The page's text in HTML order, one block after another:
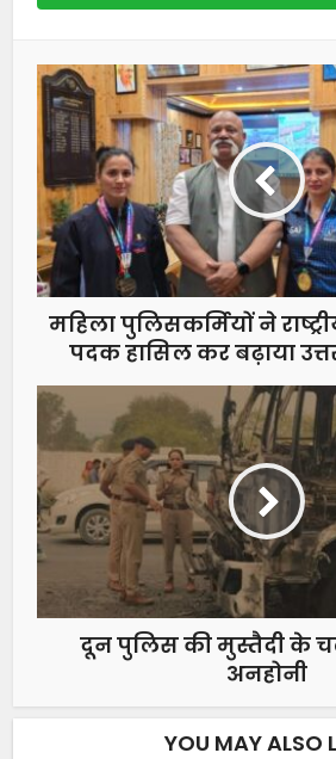
महिला पुलिसकर्मियों ने
पदक हासिल कर बढ़ाया
दून पुलिस की मुस्तैदी के
अनहोनी
YOU MAY ALSO